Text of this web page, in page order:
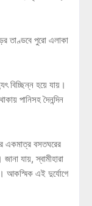
তাণ্ডবে পুরো এলাকা
বিচ্ছিন্ন হয়ে যায়।
পানিসহ দৈনন্দিন
একমাত্র বসতঘরের
যায়, স্বামীহারা
আকস্মিক এই দুর্যোগে